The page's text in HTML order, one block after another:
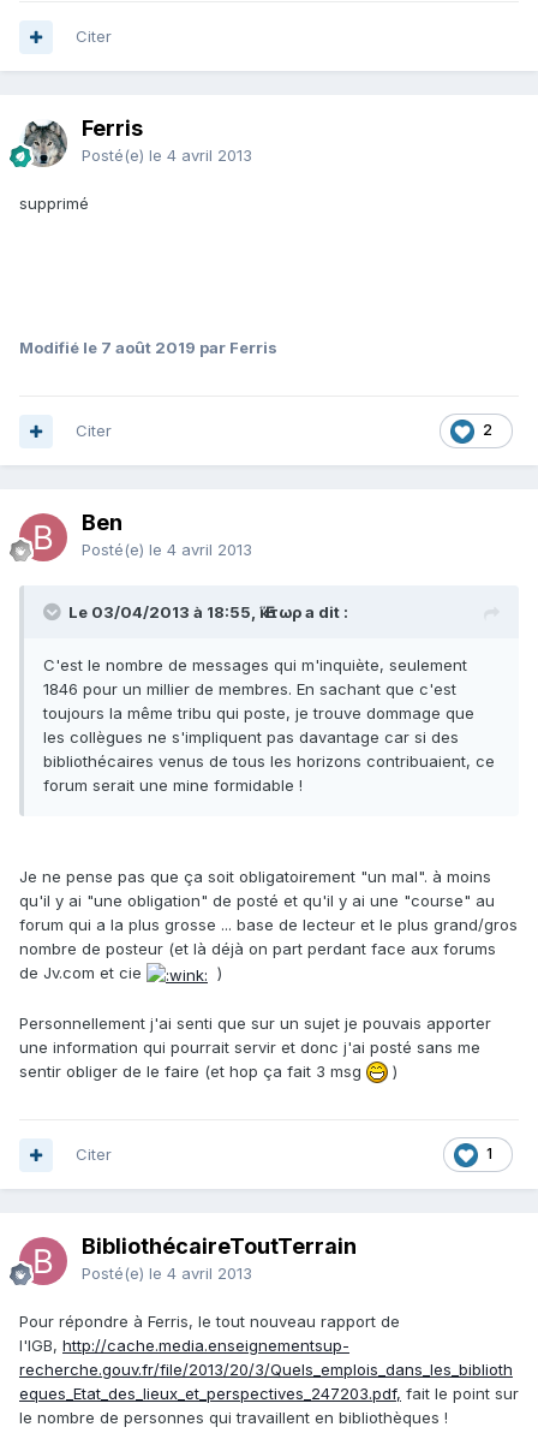
Citer
Ferris
Posté(e) le 4 avril 2013
supprimé
Modifié le 7 août 2019 par Ferris
2
Citer
Ben
Posté(e) le 4 avril 2013
Le 03/04/2013 à 18:55, Ἕκτωρ a dit :
C'est le nombre de messages qui m'inquiète, seulement
1846 pour un millier de membres. En sachant que c'est
toujours la même tribu qui poste, je trouve dommage que
les collègues ne s'impliquent pas davantage car si des
bibliothécaires venus de tous les horizons contribuaient, ce
forum serait une mine formidable !
Je ne pense pas que ça soit obligatoirement "un mal". à moins
qu'il y ai "une obligation" de posté et qu'il y ai une "course" au
forum qui a la plus grosse ... base de lecteur et le plus grand/gros
nombre de posteur (et là déjà on part perdant face aux forums
de Jv.com et cie
)
Personnellement j'ai senti que sur un sujet je pouvais apporter
une information qui pourrait servir et donc j'ai posté sans me
sentir obliger de le faire (et hop ça fait 3 msg
)
1
Citer
BibliothécaireToutTerrain
Posté(e) le 4 avril 2013
Pour répondre à Ferris, le tout nouveau rapport de
l'IGB, http://cache.media.enseignementsup-
recherche.gouv.fr/file/2013/20/3/Quels_emplois_dans_les_biblioth
eques_Etat_des_lieux_et_perspectives_247203.pdf, fait le point sur
le nombre de personnes qui travaillent en bibliothèques !